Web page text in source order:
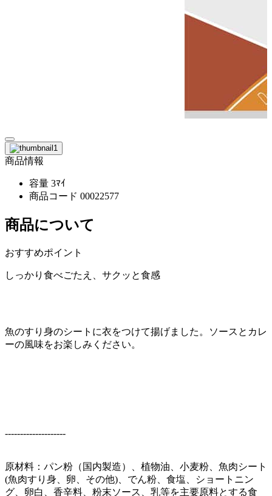
商品情報
容量 3ﾏｲ
商品コード 00022577
商品について
おすすめポイント
しっかり食べごたえ、サクッと食感
魚のすり身のシートに衣をつけて揚げました。ソースとカレ
ーの風味をお楽しみください。
--------------------
原材料：パン粉（国内製造）、植物油、小麦粉、魚肉シート
(魚肉すり身、卵、その他)、でん粉、食塩、ショートニン
グ、卵白、香辛料、粉末ソース、乳等を主要原料とする食